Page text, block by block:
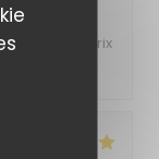
/5
Qualité / Prix